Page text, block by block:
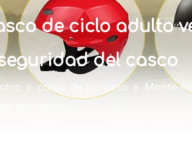
de ciclo adulto
del casco
otro » casco de bicicleta »
Monte